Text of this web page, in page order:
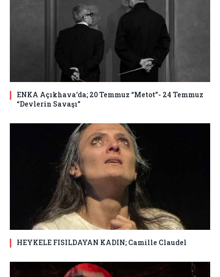
ENKA Açıkhava’da; 20 Temmuz “Metot”- 24 Temmuz
“Devlerin Savaşı”
HEYKELE FISILDAYAN KADIN; Camille Claudel